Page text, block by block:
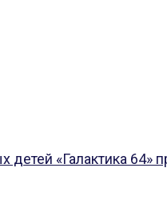
«Галактика 64»